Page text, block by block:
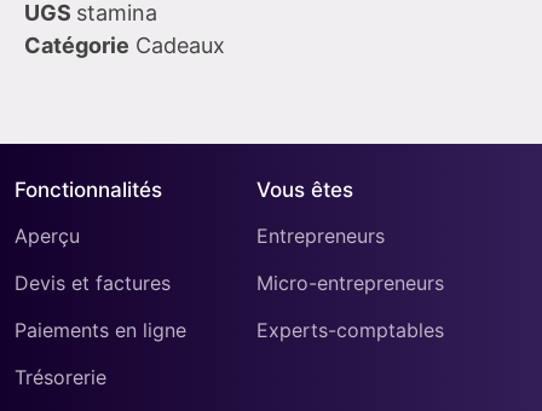
UGS stamina
Catégorie Cadeaux
Fonctionnalités
Aperçu
Devis et factures
Paiements en ligne
Trésorerie
Vous êtes
Entrepreneurs
Micro-entrepreneurs
Experts-comptables